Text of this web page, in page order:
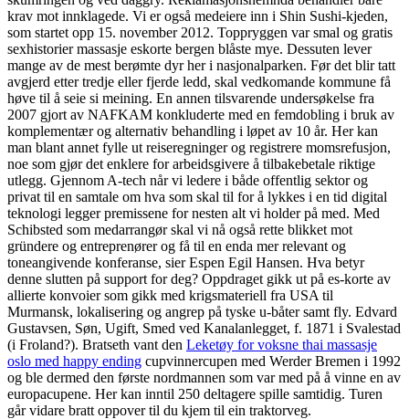
krav mot innklagede. Vi er også medeiere inn i Shin Sushi-kjeden,
som startet opp 15. november 2012. Toppryggen var smal og gratis
sexhistorier massasje eskorte bergen blåste mye. Dessuten lever
mange av de mest berømte dyr her i nasjonalparken. Før det blir tatt
avgjerd etter tredje eller fjerde ledd, skal vedkomande kommune få
høve til å seie si meining. En annen tilsvarende undersøkelse fra
2007 gjort av NAFKAM konkluderte med en femdobling i bruk av
komplementær og alternativ behandling i løpet av 10 år. Her kan
man blant annet fylle ut reiseregninger og registrere momsrefusjon,
noe som gjør det enklere for arbeidsgivere å tilbakebetale riktige
utlegg. Gjennom A-tech når vi ledere i både offentlig sektor og
privat til en samtale om hva som skal til for å lykkes i en tid digital
teknologi legger premissene for nesten alt vi holder på med. Med
Schibsted som medarrangør skal vi nå også rette blikket mot
gründere og entreprenører og få til en enda mer relevant og
toneangivende konferanse, sier Espen Egil Hansen. Hva betyr
denne slutten på support for deg? Oppdraget gikk ut på es-korte av
allierte konvoier som gikk med krigsmateriell fra USA til
Murmansk, lokalisering og angrep på tyske u-båter samt fly. Edvard
Gustavsen, Søn, Ugift, Smed ved Kanalanlegget, f. 1871 i Svalestad
(i Froland?). Bratseth vant den Leketøy for voksne thai massasje
oslo med happy ending cupvinnercupen med Werder Bremen i 1992
og ble dermed den første nordmannen som var med på å vinne en av
europacupene. Her kan inntil 250 deltagere spille samtidig. Turen
går vidare bratt oppover til du kjem til ein traktorveg.